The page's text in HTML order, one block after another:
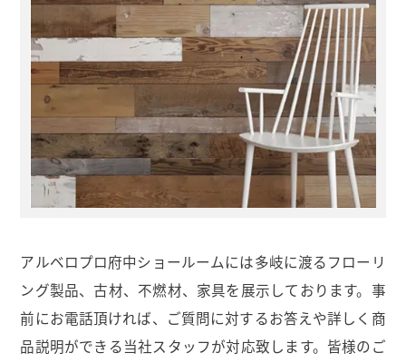
アルベロプロ府中ショールームには多岐に渡るフローリ
ング製品、古材、不燃材、家具を展示しております。事
前にお電話頂ければ、ご質問に対するお答えや詳しく商
品説明ができる当社スタッフが対応致します。皆様のご